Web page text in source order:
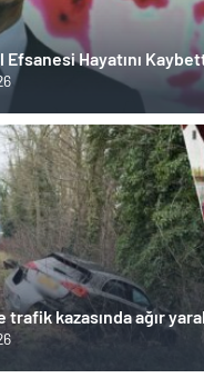
Hayatını
trafik kazasında ağır